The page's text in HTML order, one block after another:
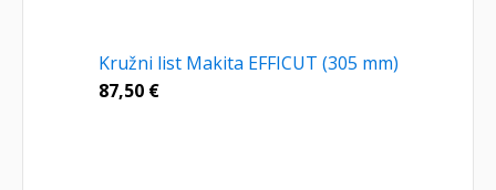
Kružni list Makita EFFICUT (305 mm)
87,50 €